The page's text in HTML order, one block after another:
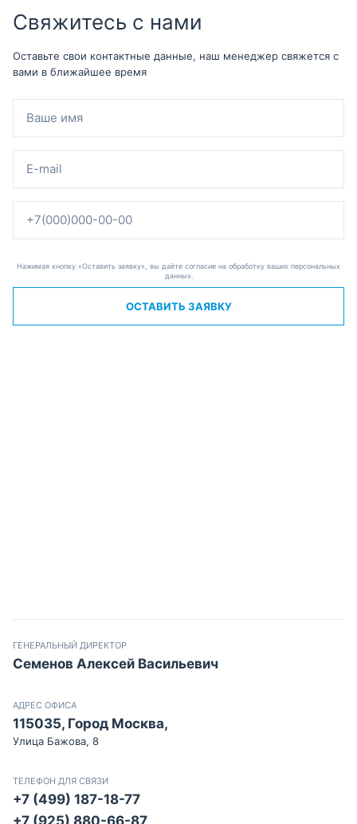
Свяжитесь с нами
Оставьте свои контактные данные, наш менеджер свяжется с
вами в ближайшее время
Нажимая кнопку «Оставить заявку», вы даёте согласие на обработку ваших персональных
данных.
ОСТАВИТЬ ЗАЯВКУ
ГЕНЕРАЛЬНЫЙ ДИРЕКТОР
Семенов Алексей Васильевич
АДРЕС ОФИСА
115035, Город Москва,
Улица Бажова, 8
ТЕЛЕФОН ДЛЯ СВЯЗИ
+7 (499) 187-18-77
+7 (925) 880-66-87